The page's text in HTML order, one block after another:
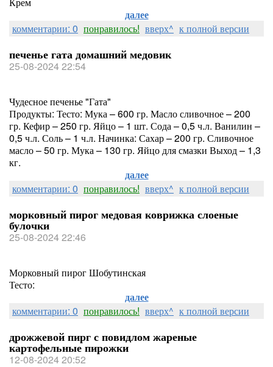
далее
комментарии: 0 понравилось! вверх^ к полной версии
печенье гата домашний медовик
25-08-2024 22:54
Чудесное печенье "Гата"
Продукты: Тесто: Мука – 600 гр. Масло сливочное – 200
гр. Кефир – 250 гр. Яйцо – 1 шт. Сода – 0,5 ч.л. Ванилин –
0,5 ч.л. Соль – 1 ч.л. Начинка: Сахар – 200 гр. Сливочное
масло – 50 гр. Мука – 130 гр. Яйцо для смазки Выход – 1,3
кг.
далее
комментарии: 0 понравилось! вверх^ к полной версии
морковный пирог медовая коврижка слоеные
булочки
25-08-2024 22:46
Морковный пирог Шобутинская
Тесто:
далее
комментарии: 0 понравилось! вверх^ к полной версии
дрожжевой пирг с повидлом жареные
картофельные пирожки
12-08-2024 20:52